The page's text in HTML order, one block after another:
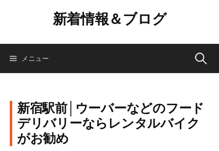
ン
新着情報＆ブログ
メニュー 検
新宿駅前│ウーバーなどのフード
デリバリーならレンタルバイク
がお勧め